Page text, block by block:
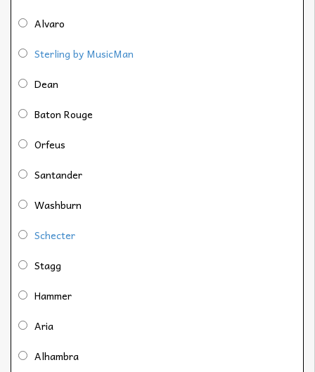
Alvaro
Sterling by MusicMan
Dean
Baton Rouge
Orfeus
Santander
Washburn
Schecter
Stagg
Hammer
Aria
Alhambra